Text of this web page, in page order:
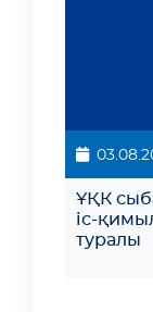
ҰҚК
іс-
туралы